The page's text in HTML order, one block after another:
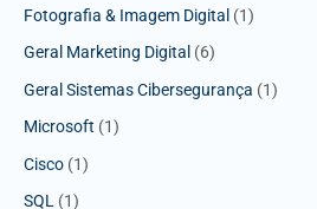
Fotografia & Imagem Digital (1)
Geral Marketing Digital (6)
Geral Sistemas Cibersegurança (1)
Microsoft (1)
Cisco (1)
SQL (1)